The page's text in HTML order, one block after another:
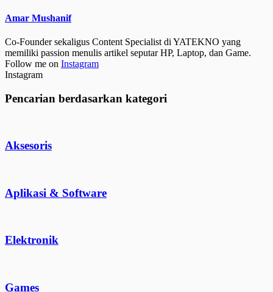
Amar Mushanif
Co-Founder sekaligus Content Specialist di YATEKNO yang
memiliki passion menulis artikel seputar HP, Laptop, dan Game.
Follow me on Instagram
Instagram
Pencarian berdasarkan kategori
Aksesoris
Aplikasi & Software
Elektronik
Games